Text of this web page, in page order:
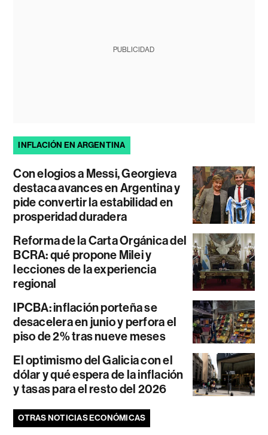
PUBLICIDAD
INFLACIÓN EN ARGENTINA
Con elogios a Messi, Georgieva
destaca avances en Argentina y
pide convertir la estabilidad en
prosperidad duradera
Reforma de la Carta Orgánica del
BCRA: qué propone Milei y
lecciones de la experiencia
regional
IPCBA: inflación porteña se
desacelera en junio y perfora el
piso de 2% tras nueve meses
El optimismo del Galicia con el
dólar y qué espera de la inflación
y tasas para el resto del 2026
OTRAS NOTICIAS ECONÓMICAS